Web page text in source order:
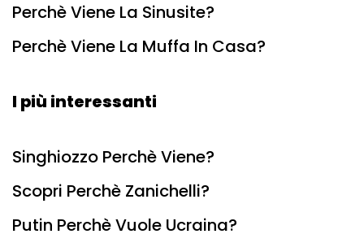
Perchè Viene La Sinusite?
Perchè Viene La Muffa In Casa?
I più interessanti
Singhiozzo Perchè Viene?
Scopri Perchè Zanichelli?
Putin Perchè Vuole Ucraina?